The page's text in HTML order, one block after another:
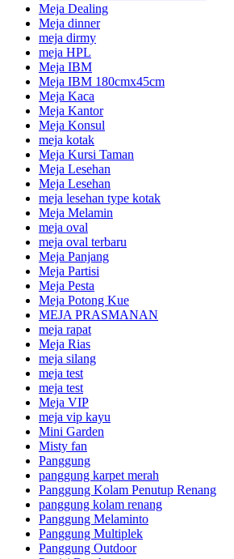
Meja Dealing
Meja dinner
meja dirmy
meja HPL
Meja IBM
Meja IBM 180cmx45cm
Meja Kaca
Meja Kantor
Meja Konsul
meja kotak
Meja Kursi Taman
Meja Lesehan
Meja Lesehan
meja lesehan type kotak
Meja Melamin
meja oval
meja oval terbaru
Meja Panjang
Meja Partisi
Meja Pesta
Meja Potong Kue
MEJA PRASMANAN
meja rapat
Meja Rias
meja silang
meja test
meja test
Meja VIP
meja vip kayu
Mini Garden
Misty fan
Panggung
panggung karpet merah
Panggung Kolam Penutup Renang
panggung kolam renang
Panggung Melaminto
Panggung Multiplek
Panggung Outdoor